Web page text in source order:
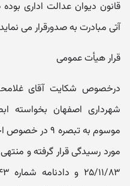
قانون دیوان عدالت اداری
آتی مبادرت به صدورقرار می
قرار هیأت عمومی
درخصوص شکایت آقای
شهرداری اصفهان بخواسته
موسوم به تبصره